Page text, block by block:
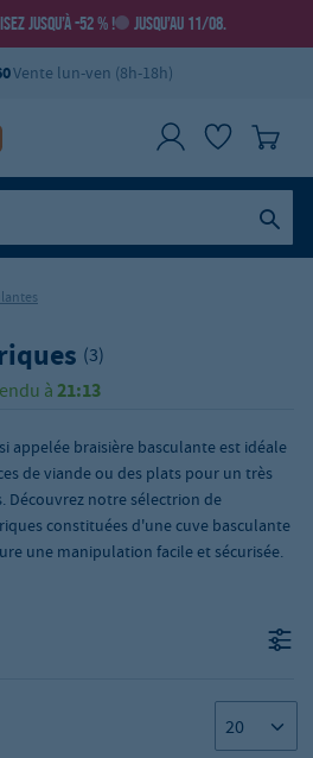
JUSQU’À -52 % ! JUSQU’AU 11/08.
Vente lun-ven (8h-18h)
(3)
à 21:13
appelée braisière basculante est idéale
de viande ou des plats pour un très
Découvrez notre sélectrion de
constituées d'une cuve basculante
une manipulation facile et sécurisée.